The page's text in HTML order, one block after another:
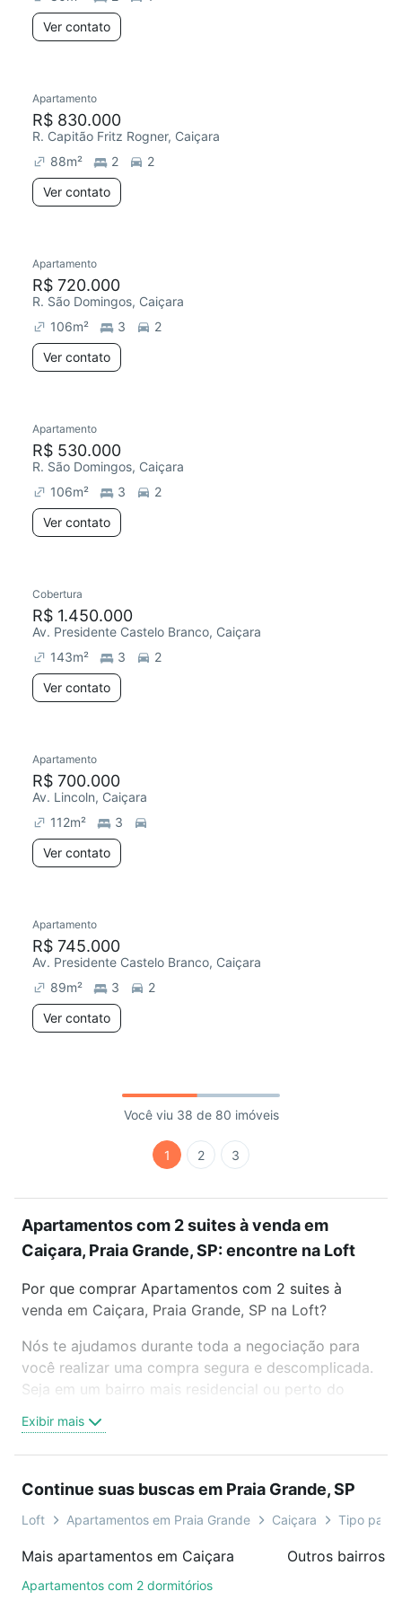
Ver contato
Apartamento
R$ 830.000
R. Capitão Fritz Rogner, Caiçara
88m² 2
2
Ver contato
Apartamento
R$ 720.000
R. São Domingos, Caiçara
106m² 3
2
Ver contato
Apartamento
R$ 530.000
R. São Domingos, Caiçara
106m² 3
2
Ver contato
Cobertura
R$ 1.450.000
Av. Presidente Castelo Branco, Caiçara
143m² 3
2
Ver contato
Apartamento
R$ 700.000
Av. Lincoln, Caiçara
112m²
3
Ver contato
Apartamento
R$ 745.000
Av. Presidente Castelo Branco, Caiçara
89m² 3
2
Ver contato
Você viu 38 de 80 imóveis
1 2 3
Apartamentos com 2 suites à venda em
Caiçara, Praia Grande, SP: encontre na Loft
Por que comprar Apartamentos com 2 suites à
venda em Caiçara, Praia Grande, SP na Loft?
Nós te ajudamos durante toda a negociação para
você realizar uma compra segura e descomplicada.
Seja em um bairro mais residencial ou perto do
oferta ideal de Apartamentos com 2 suites à venda
em Caiçara, Praia Grande, SP para conquistar seu
videochamada, é grátis, sem compromisso e você
ainda conta com mais de 46 mil corretores e
de imóveis.
Como escolher um imóvel?
Exibir mais
Continue suas buscas em Praia Grande, SP
Loft Apartamentos em Praia Grande Caiçara Tipo
Mais apartamentos em Caiçara
Apartamentos com 2 dormitórios